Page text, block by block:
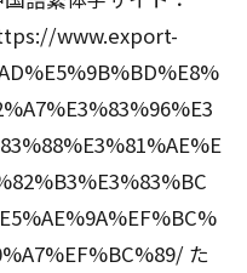
www.export-
た